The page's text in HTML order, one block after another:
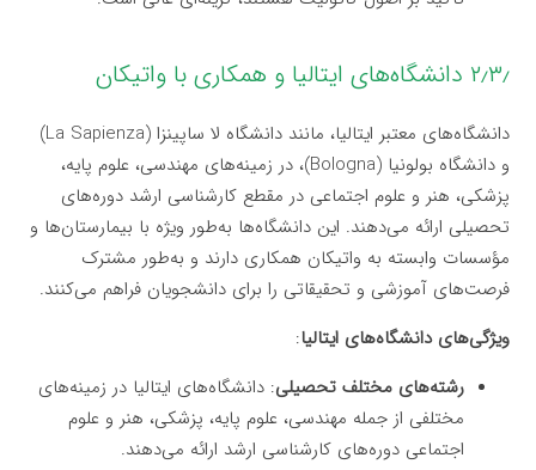
۲٫۳٫ دانشگاه‌های ایتالیا و همکاری با واتیکان
دانشگاه‌های معتبر ایتالیا، مانند دانشگاه لا ساپینزا (La Sapienza)
و دانشگاه بولونیا (Bologna)، در زمینه‌های مهندسی، علوم پایه،
پزشکی، هنر و علوم اجتماعی در مقطع کارشناسی ارشد دوره‌های
تحصیلی ارائه می‌دهند. این دانشگاه‌ها به‌طور ویژه با بیمارستان‌ها و
مؤسسات وابسته به واتیکان همکاری دارند و به‌طور مشترک
فرصت‌های آموزشی و تحقیقاتی را برای دانشجویان فراهم می‌کنند.
ویژگی‌های دانشگاه‌های ایتالیا:
رشته‌های مختلف تحصیلی: دانشگاه‌های ایتالیا در زمینه‌های
مختلفی از جمله مهندسی، علوم پایه، پزشکی، هنر و علوم
اجتماعی دوره‌های کارشناسی ارشد ارائه می‌دهند.